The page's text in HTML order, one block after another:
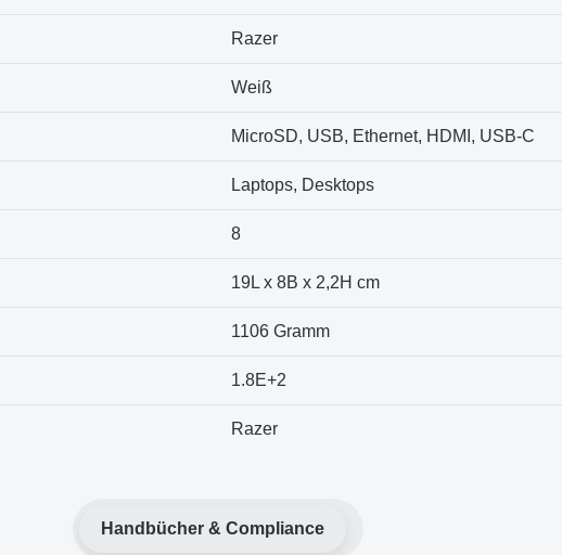
Razer
Weiß
MicroSD, USB, Ethernet, HDMI, USB-C
Laptops, Desktops
8
19L x 8B x 2,2H cm
1106 Gramm
1.8E+2
Razer
Handbücher & Compliance